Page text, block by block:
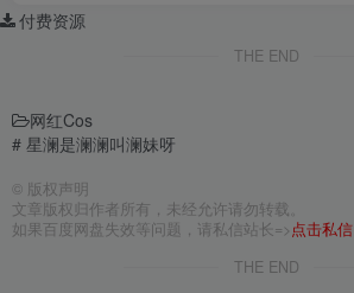
付费资源
THE END
网红Cos
# 星澜是澜澜叫澜妹呀
© 版权声明
文章版权归作者所有，未经允许请勿转载。
如果百度网盘失效等问题，请私信站长=>点击私信
THE END